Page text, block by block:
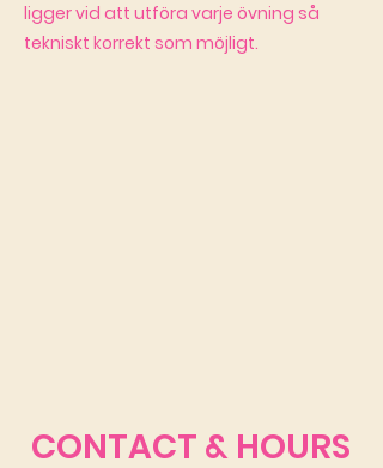
ligger vid att utföra varje övning så
tekniskt korrekt som möjligt.
CONTACT & HOURS